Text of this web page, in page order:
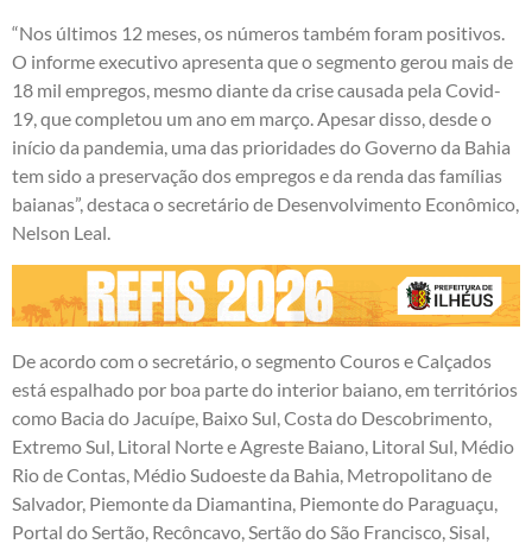
“Nos últimos 12 meses, os números também foram positivos.
O informe executivo apresenta que o segmento gerou mais de
18 mil empregos, mesmo diante da crise causada pela Covid-
19, que completou um ano em março. Apesar disso, desde o
início da pandemia, uma das prioridades do Governo da Bahia
tem sido a preservação dos empregos e da renda das famílias
baianas”, destaca o secretário de Desenvolvimento Econômico,
Nelson Leal.
De acordo com o secretário, o segmento Couros e Calçados
está espalhado por boa parte do interior baiano, em territórios
como Bacia do Jacuípe, Baixo Sul, Costa do Descobrimento,
Extremo Sul, Litoral Norte e Agreste Baiano, Litoral Sul, Médio
Rio de Contas, Médio Sudoeste da Bahia, Metropolitano de
Salvador, Piemonte da Diamantina, Piemonte do Paraguaçu,
Portal do Sertão, Recôncavo, Sertão do São Francisco, Sisal,